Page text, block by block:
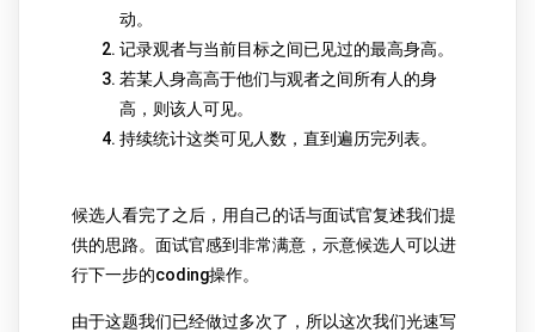
动。
记录观者与当前目标之间已见过的最高身高。
若某人身高高于他们与观者之间所有人的身
高，则该人可见。
持续统计这类可见人数，直到遍历完列表。
候选人看完了之后，用自己的话与面试官复述我们提
供的思路。面试官感到非常满意，示意候选人可以进
行下一步的coding操作。
由于这题我们已经做过多次了，所以这次我们光速写